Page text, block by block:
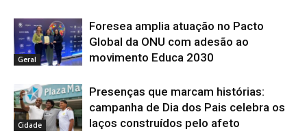
Geral
Foresea amplia atuação no Pacto
Global da ONU com adesão ao
movimento Educa 2030
Cidade
Presenças que marcam histórias:
campanha de Dia dos Pais celebra os
laços construídos pelo afeto